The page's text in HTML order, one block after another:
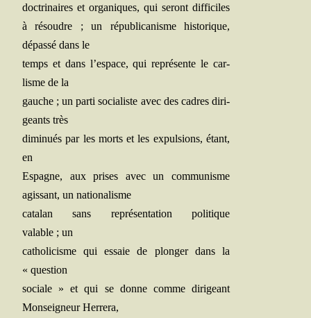
doc­tri­naires et orga­niques, qui seront dif­fi­ciles
à résoudre ; un répu­bli­ca­nisme his­to­rique,
dépas­sé dans le
temps et dans l’espace, qui repré­sente le car­
lisme de la
gauche ; un par­ti socia­liste avec des cadres diri­
geants très
dimi­nués par les morts et les expul­sions, étant,
en
Espagne, aux prises avec un com­mu­nisme
agis­sant, un nationalisme
cata­lan sans repré­sen­ta­tion poli­tique
valable ; un
catho­li­cisme qui essaie de plon­ger dans la
« question
sociale » et qui se donne comme diri­geant
Mon­sei­gneur Herrera,